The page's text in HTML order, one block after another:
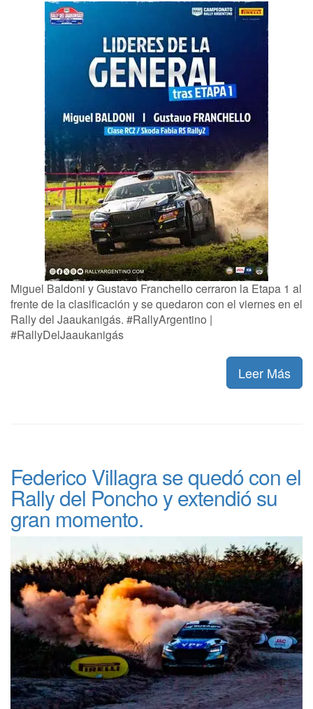
Miguel Baldoni y Gustavo Franchello cerraron la Etapa 1 al
frente de la clasificación y se quedaron con el viernes en el
Rally del Jaaukanigás. #RallyArgentino |
#RallyDelJaaukanigás
Leer Más
Federico Villagra se quedó con el
Rally del Poncho y extendió su
gran momento.